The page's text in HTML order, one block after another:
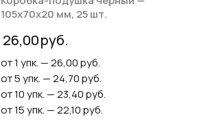
105х70х20 мм, 25 шт.
26,00
от 1 упк. — 26,00 руб.
от 5 упк. — 24,70 руб.
от 10 упк. — 23,40 руб.
от 15 упк. — 22,10 руб.